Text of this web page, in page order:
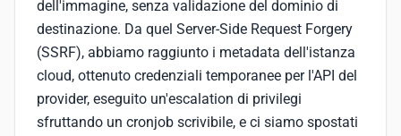
dell'immagine, senza validazione del dominio di
destinazione. Da quel Server-Side Request Forgery
(SSRF), abbiamo raggiunto i metadata dell'istanza
cloud, ottenuto credenziali temporanee per l'API del
provider, eseguito un'escalation di privilegi
sfruttando un cronjob scrivibile, e ci siamo spostati